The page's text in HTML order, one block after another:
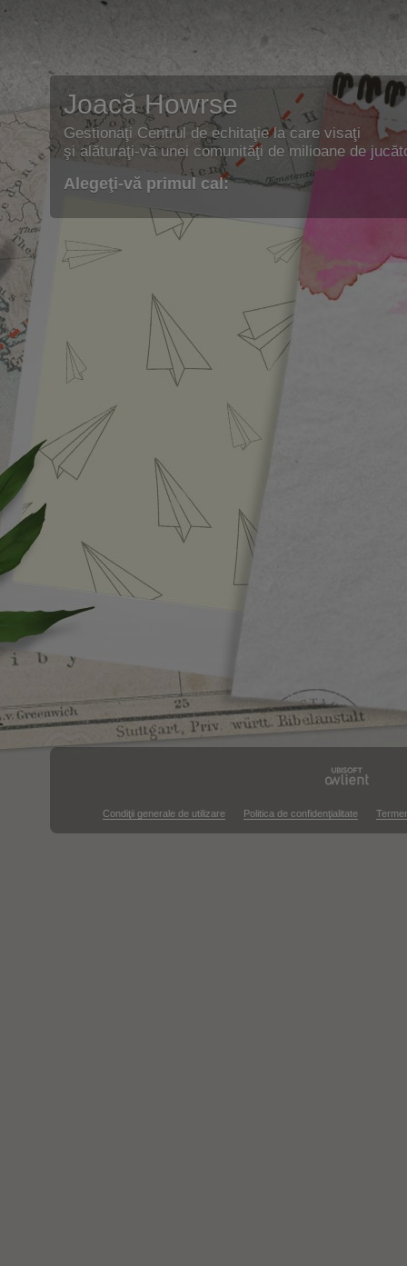
Joacă Howrse
Gestionaţi Centrul de echitaţie la care visaţi
şi alăturaţi-vă unei comunităţi de milioane de
Alegeţi-vă primul cal:
Condiţii generale de utilizare Politica de confidenţialitate